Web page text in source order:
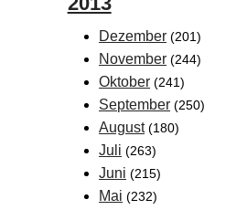
Dezember (201)
November (244)
Oktober (241)
September (250)
August (180)
Juli (263)
Juni (215)
Mai (232)